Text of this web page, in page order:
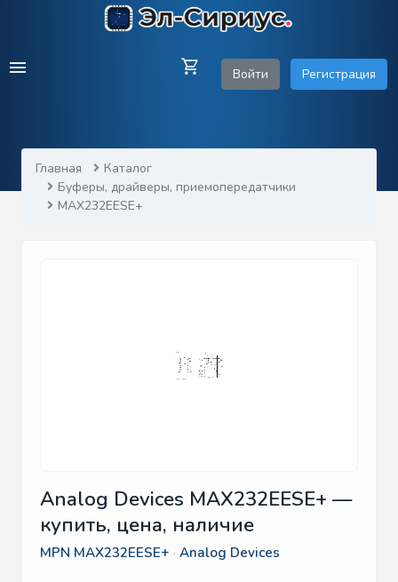
Войти Регистрация
Главная
Каталог
Буферы, драйверы, приемопередатчики
MAX232EESE+
Analog Devices MAX232EESE+ —
купить, цена, наличие
MPN MAX232EESE+ · Analog Devices